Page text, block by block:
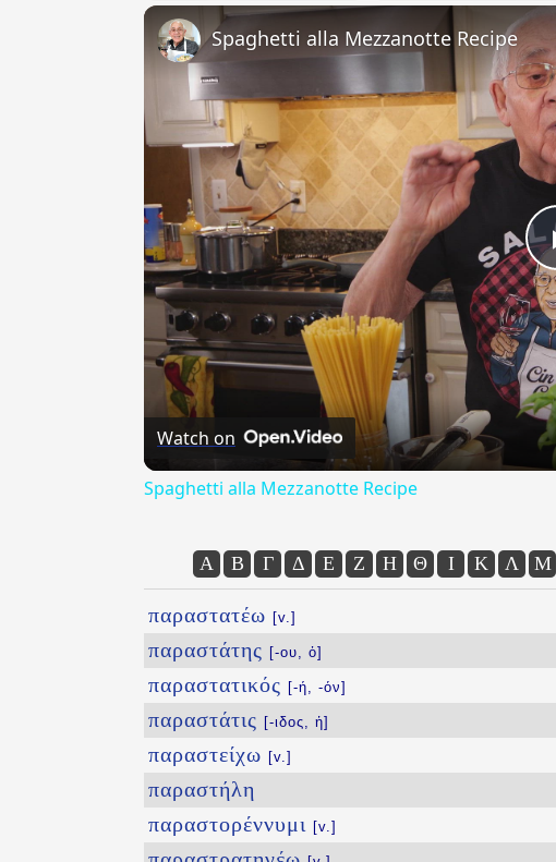
Fullscreen
Spaghetti alla Mezzanotte Recipe
Watch on
Spaghetti alla Mezzanotte Recipe
Α Β Γ Δ Ε Ζ Η Θ Ι Κ Λ Μ
παραστατέω [v.]
παραστάτης [-ου, ὁ]
παραστατικός [-ή, -όν]
παραστάτις [-ιδος, ἡ]
παραστείχω [v.]
παραστήλη
παραστορέννυμι
[v.]